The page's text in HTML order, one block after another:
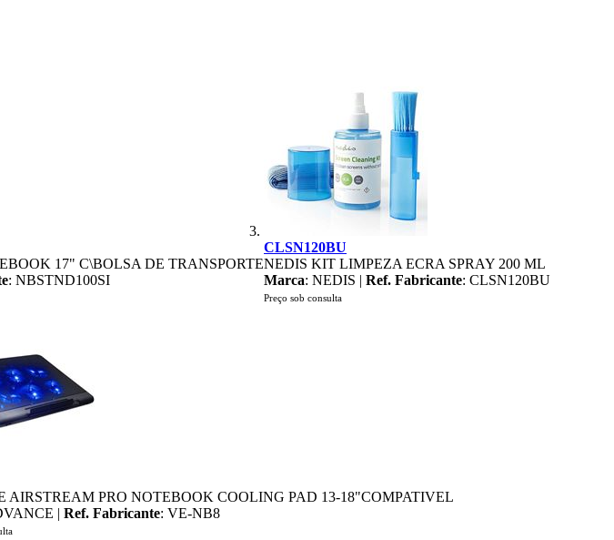
17" C\BOLSA DE TRANSPORTE
: NBSTND100SI
CLSN120BU
NEDIS KIT LIMPEZA ECRA SPRAY 200 ML
Marca: NEDIS | Ref. Fabricante: CLSN120BU
Preço sob consulta
AIRSTREAM PRO NOTEBOOK COOLING PAD 13-18"COMPATIVEL
| Ref. Fabricante: VE-NB8